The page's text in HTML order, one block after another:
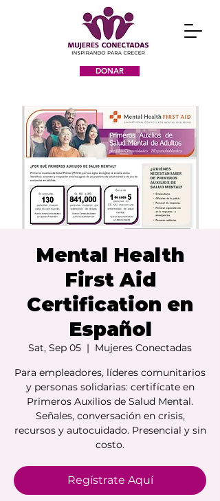
DONAR
Mental Health
First Aid
Certification en
Español
Sat, Sep 05
  |
Mujeres Conectadas
Para empleadores, líderes comunitarios
y personas solidarias: certifícate en
Primeros Auxilios de Salud Mental.
Señales, conversación en crisis,
recursos y autocuidado. Presencial y sin
costo.
Regístrate Aquí